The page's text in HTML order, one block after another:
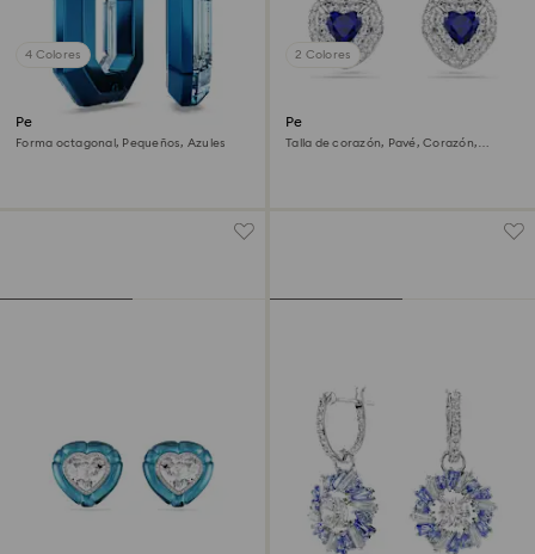
4 Colores
Pendientes de aro Lucent
Forma octagonal, Pequeños, Azules
2 Colores
Pendientes de botón One
Talla de corazón, Pavé, Corazón,